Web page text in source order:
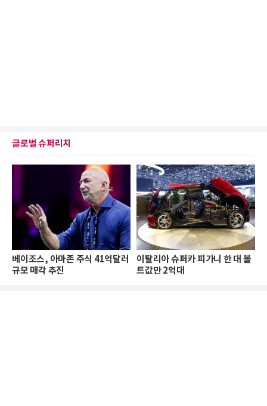
글로벌 슈퍼리치
베이조스, 아마존 주식 41억달러
규모 매각 추진
이탈리아 슈퍼카 피가니 한 대 볼
트값만 2억대